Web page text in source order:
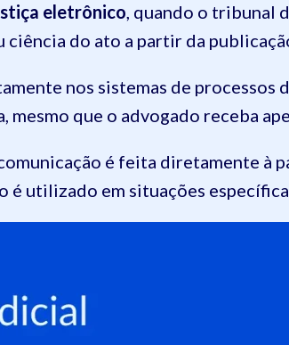
eletrônico, quando o tribunal
ciência do ato a partir da
nos sistemas de processos
que o advogado receba
é feita diretamente à
utilizado em situações